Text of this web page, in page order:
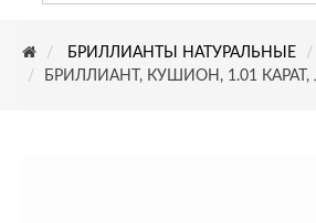
БРИЛЛИАНТЫ НАТУРАЛЬНЫЕ
БРИЛЛИАНТ, КУШИОН, 1.01 КАРАТ,